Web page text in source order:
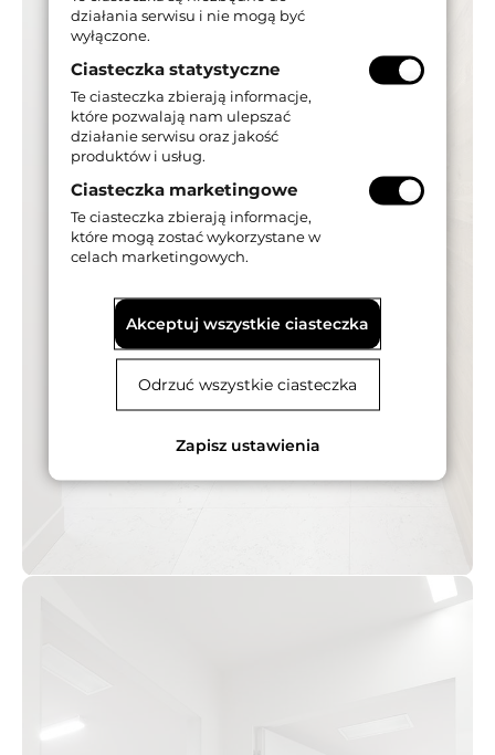
działania serwisu i nie mogą być
wyłączone.
Ciasteczka statystyczne
Te ciasteczka zbierają informacje,
które pozwalają nam ulepszać
działanie serwisu oraz jakość
produktów i usług.
Ciasteczka marketingowe
Te ciasteczka zbierają informacje,
które mogą zostać wykorzystane w
celach marketingowych.
Akceptuj wszystkie ciasteczka
Odrzuć wszystkie ciasteczka
Zapisz ustawienia